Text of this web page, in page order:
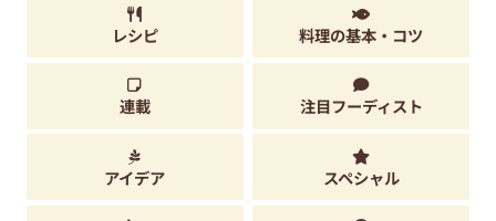
レシピ 料理の基本・コツ
連載 注目フーディスト
アイデア スペシャル